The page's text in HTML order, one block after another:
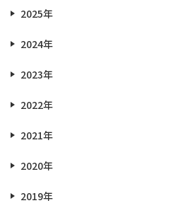
2025年
2024年
2023年
2022年
2021年
2020年
2019年